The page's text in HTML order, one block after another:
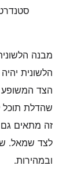
מבנה
הלשונית
הצד המשופע
שהדלת תוכל
זה מתאים
לצד שמאל.
ובמהירות.